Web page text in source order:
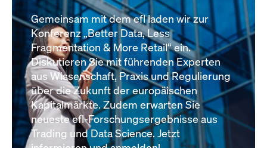
Gemeinsam mit dem efl laden wir zur
Konferenz „Better Data, Less
Fragmentation & More Retail“ ein.
Diskutieren Sie mit führenden Experten
aus Wissenschaft, Praxis und Regulierung
über die Zukunft der europäischen
Kapitalmärkte. Zudem erwarten Sie
neueste efl-Forschungsergebnisse aus
Trading und Data Science. Jetzt